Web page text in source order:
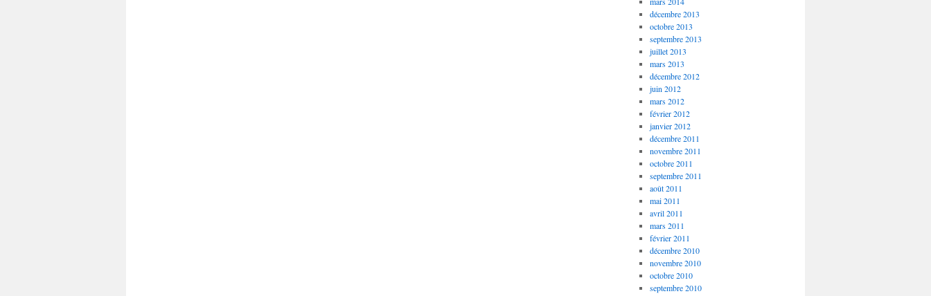
décembre 2013
octobre 2013
septembre 2013
juillet 2013
mars 2013
décembre 2012
juin 2012
mars 2012
février 2012
janvier 2012
décembre 2011
novembre 2011
octobre 2011
septembre 2011
août 2011
mai 2011
avril 2011
mars 2011
février 2011
décembre 2010
novembre 2010
octobre 2010
septembre 2010